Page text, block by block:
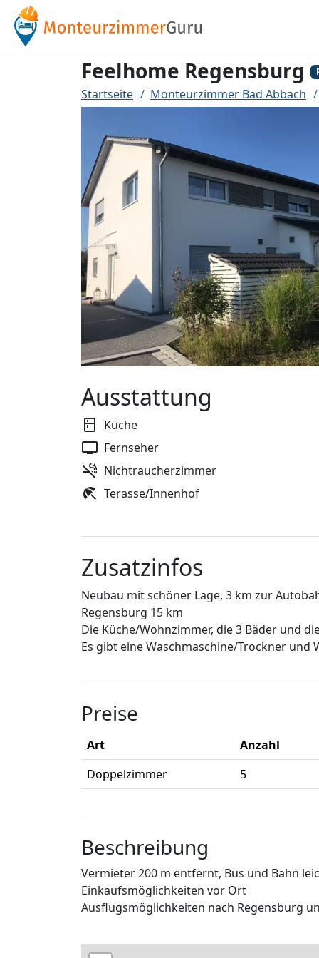
Feelhome Regensburg
Startseite Monteurzimmer Bad Abbach
Ausstattung
Küche
Fernseher
Nichtraucherzimmer
Terasse/Innenhof
Zusatzinfos
Neubau mit schöner Lage, 3 km zur
Regensburg 15 km
Die Küche/Wohnzimmer, die 3 Bäder und
Es gibt eine Waschmaschine/Trockner und
Preise
Art
Anzahl
Doppelzimmer
5
Beschreibung
Vermieter 200 m entfernt, Bus und Bahn
Einkaufsmöglichkeiten vor Ort
Ausflugsmöglichkeiten nach Regensburg